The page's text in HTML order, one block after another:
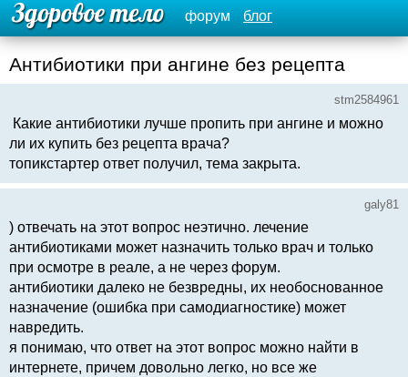
форум блог
Антибиотики при ангине без рецепта
stm2584961
Какие антибиотики лучше пропить при ангине и можно
ли их купить без рецепта врача?
топикстартер ответ получил, тема закрыта.
galy81
) отвечать на этот вопрос неэтично. лечение
антибиотиками может назначить только врач и только
при осмотре в реале, а не через форум.
антибиотики далеко не безвредны, их необоснованное
назначение (ошибка при самодиагностике) может
навредить.
я понимаю, что ответ на этот вопрос можно найти в
интернете, причем довольно легко, но все же